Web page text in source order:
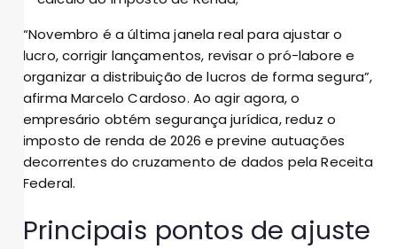
“Novembro é a última janela real para ajustar o
lucro, corrigir lançamentos, revisar o pró-labore e
organizar a distribuição de lucros de forma segura”,
afirma Marcelo Cardoso. Ao agir agora, o
empresário obtém segurança jurídica, reduz o
imposto de renda de 2026 e previne autuações
decorrentes do cruzamento de dados pela Receita
Federal.
Principais pontos de ajuste